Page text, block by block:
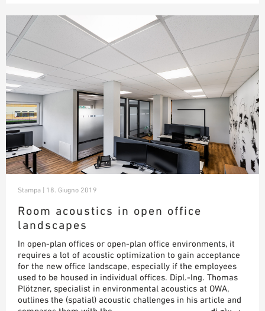
Stampa | 18. Giugno 2019
Room acoustics in open office
landscapes
In open-plan offices or open-plan office environments, it
requires a lot of acoustic optimization to gain acceptance
for the new office landscape, especially if the employees
used to be housed in individual offices. Dipl.-Ing. Thomas
Plötzner, specialist in environmental acoustics at OWA,
outlines the (spatial) acoustic challenges in his article and